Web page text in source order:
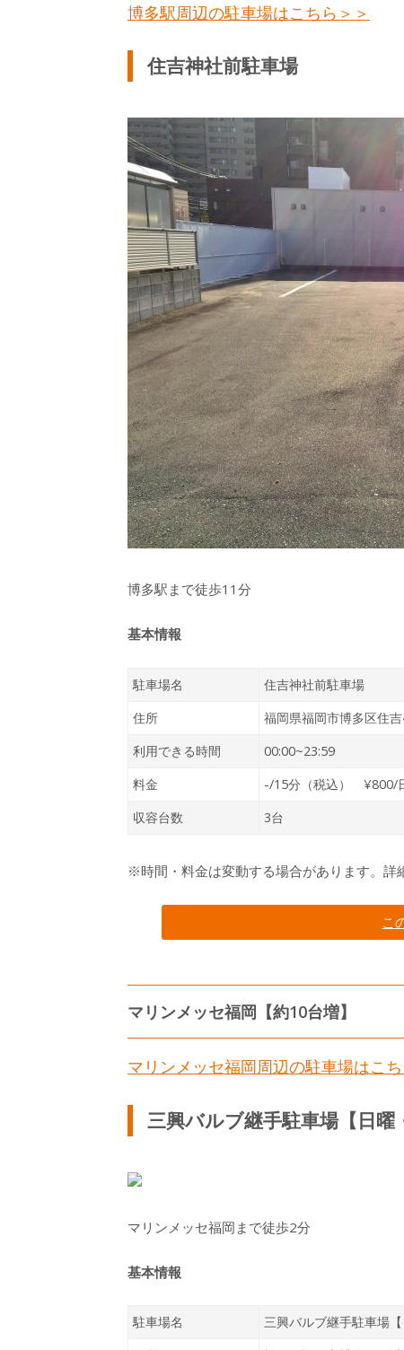
博多駅周辺の駐車場はこちら＞＞
住吉神社前駐車場
博多駅まで徒歩11分
基本情報
駐車場名
住吉神社前駐車場
住所
福岡県福岡市博多区住
利用できる時間
00:00~23:59
料金
-/15分（税込） ¥800/
収容台数
3台
※時間・料金は変動する場合があります。詳
こ
マリンメッセ福岡【約10台増】
マリンメッセ福岡周辺の駐車場はこち
三興バルブ継手駐車場【日曜
マリンメッセ福岡まで徒歩2分
基本情報
駐車場名
三興バルブ継手駐車場【